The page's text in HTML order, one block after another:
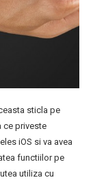
sticla pe
ce priveste
iOS si va avea
functiilor pe
utiliza cu